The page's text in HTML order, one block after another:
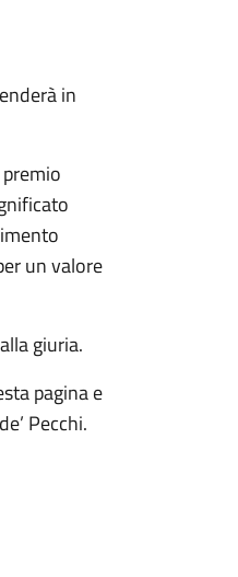
in
un valore
giuria.
pagina e
Pecchi.